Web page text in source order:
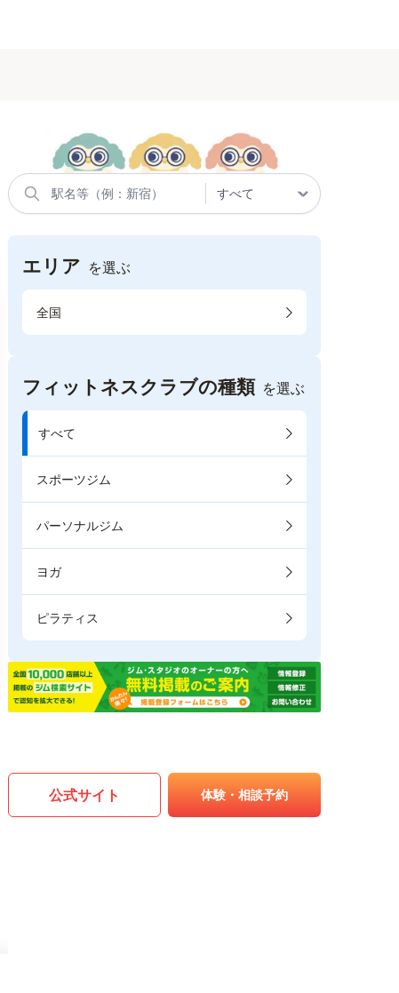
エリア を選ぶ
全国
フィットネスクラブの種類 を選ぶ
すべて
スポーツジム
パーソナルジム
ヨガ
ピラティス
公式サイト 体験・相談予約